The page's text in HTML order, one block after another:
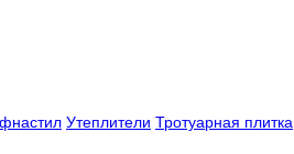
Утеплители Тротуарная плитка